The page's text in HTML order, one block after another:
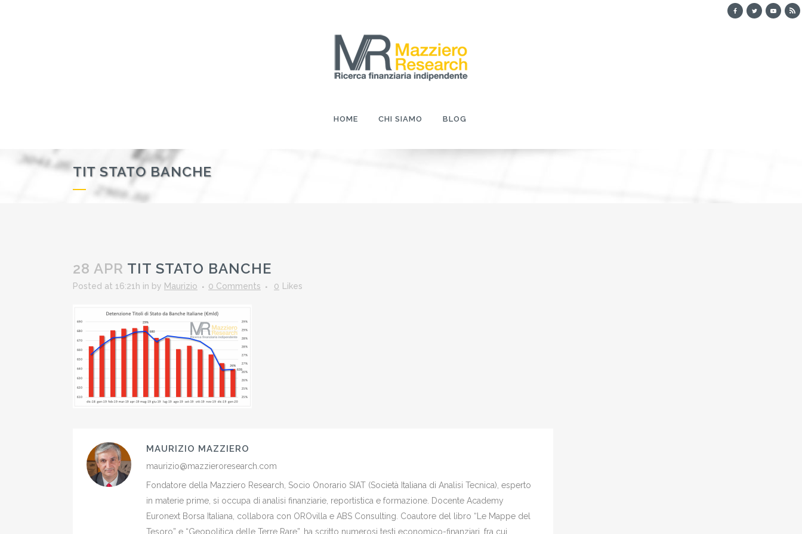
HOME CHI SIAMO BLOG
TIT STATO BANCHE
28 APR TIT STATO BANCHE
Posted at 16:21h in by Maurizio 0 Comments 0 Likes
MAURIZIO MAZZIERO
maurizio@mazzieroresearch.com
Fondatore della Mazziero Research, Socio Onorario SIAT (Società Italiana di Analisi Tecnica), esperto
in materie prime, si occupa di analisi finanziarie, reportistica e formazione. Docente Academy
Euronext Borsa Italiana, collabora con OROvilla e ABS Consulting. Coautore del libro “Le Mappe del
Tesoro” e “Geopolitica delle Terre Rare”, ha scritto numerosi testi economico-finanziari, fra cui